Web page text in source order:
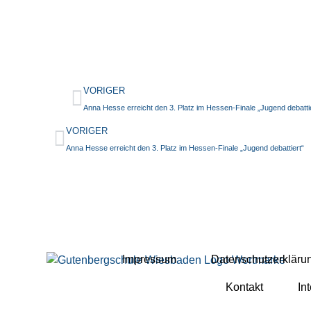
VORIGER
Anna Hesse erreicht den 3. Platz im Hessen-Finale „Jugend
VORIGER
Anna Hesse erreicht den 3. Platz im Hessen-Finale „Jugend debattiert“
Impressum
Kontakt